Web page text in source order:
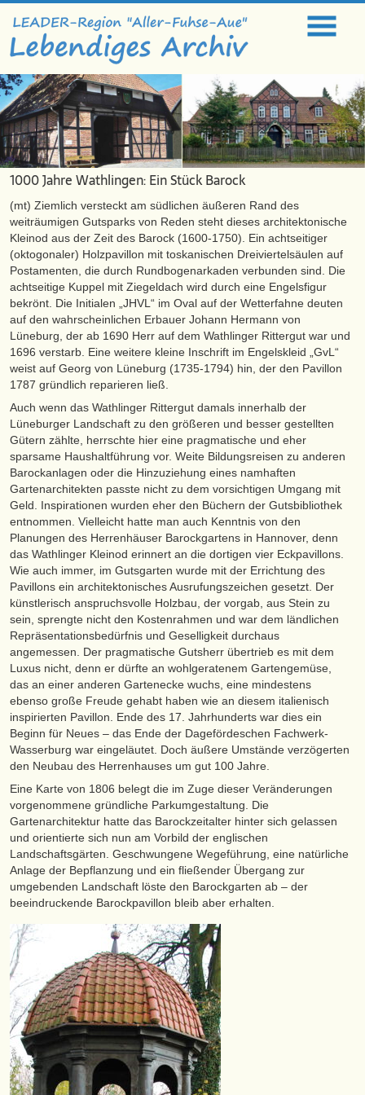
1000 Jahre Wathlingen: Ein Stück Barock
(mt) Ziemlich versteckt am südlichen äußeren Rand des
weiträumigen Gutsparks von Reden steht dieses architektonische
Kleinod aus der Zeit des Barock (1600-1750). Ein achtseitiger
(oktogonaler) Holzpavillon mit toskanischen Dreiviertelsäulen auf
Postamenten, die durch Rundbogenarkaden verbunden sind. Die
achtseitige Kuppel mit Ziegeldach wird durch eine Engelsfigur
bekrönt. Die Initialen „JHVL“ im Oval auf der Wetterfahne deuten
auf den wahrscheinlichen Erbauer Johann Hermann von
Lüneburg, der ab 1690 Herr auf dem Wathlinger Rittergut war und
1696 verstarb. Eine weitere kleine Inschrift im Engelskleid „GvL“
weist auf Georg von Lüneburg (1735-1794) hin, der den Pavillon
1787 gründlich reparieren ließ.
Auch wenn das Wathlinger Rittergut damals innerhalb der
Lüneburger Landschaft zu den größeren und besser gestellten
Gütern zählte, herrschte hier eine pragmatische und eher
sparsame Haushaltführung vor. Weite Bildungsreisen zu anderen
Barockanlagen oder die Hinzuziehung eines namhaften
Gartenarchitekten passte nicht zu dem vorsichtigen Umgang mit
Geld. Inspirationen wurden eher den Büchern der Gutsbibliothek
entnommen. Vielleicht hatte man auch Kenntnis von den
Planungen des Herrenhäuser Barockgartens in Hannover, denn
das Wathlinger Kleinod erinnert an die dortigen vier Eckpavillons.
Wie auch immer, im Gutsgarten wurde mit der Errichtung des
Pavillons ein architektonisches Ausrufungszeichen gesetzt. Der
künstlerisch anspruchsvolle Holzbau, der vorgab, aus Stein zu
sein, sprengte nicht den Kostenrahmen und war dem ländlichen
Repräsentationsbedürfnis und Geselligkeit durchaus
angemessen. Der pragmatische Gutsherr übertrieb es mit dem
Luxus nicht, denn er dürfte an wohlgeratenem Gartengemüse,
das an einer anderen Gartenecke wuchs, eine mindestens
ebenso große Freude gehabt haben wie an diesem italienisch
inspirierten Pavillon. Ende des 17. Jahrhunderts war dies ein
Beginn für Neues – das Ende der Dagefördeschen Fachwerk-
Wasserburg war eingeläutet. Doch äußere Umstände verzögerten
den Neubau des Herrenhauses um gut 100 Jahre.
Eine Karte von 1806 belegt die im Zuge dieser Veränderungen
vorgenommene gründliche Parkumgestaltung. Die
Gartenarchitektur hatte das Barockzeitalter hinter sich gelassen
und orientierte sich nun am Vorbild der englischen
Landschaftsgärten. Geschwungene Wegeführung, eine natürliche
Anlage der Bepflanzung und ein fließender Übergang zur
umgebenden Landschaft löste den Barockgarten ab – der
beeindruckende Barockpavillon bleib aber erhalten.